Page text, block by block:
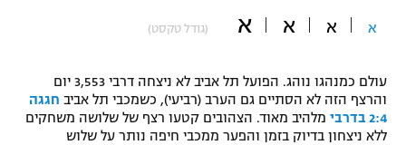
תקנון משתתפים וזוכים בפרסים
תקנון עבור פעילות אלקטרה
תקנון עבור פעילות ספורט 1 – "מרלן"
גיימינג E-Sports
כדורמים
בייסבול MLB
א א א א (גודל טקסט)
עולם כמנהגו נוהג. הפועל תל אביב לא ניצחה דרבי 3,553 יום
והרצף הזה לא הסתיים גם הערב (רביעי), כשמכבי תל אביב חגגה
2:4 בדרבי
מלהיב מאוד. הצהובים קטעו רצף של שלושה משחקים
ללא ניצחון בדיוק בזמן והפער ממכבי חיפה נותר על שלוש